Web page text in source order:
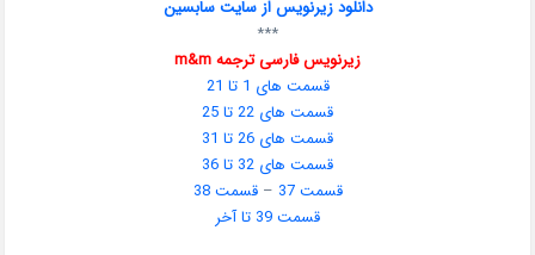
دانلود زیرنویس از سایت سابسین
***
زیرنویس فارسی ترجمه m&m
قسمت های 1 تا 21
قسمت های 22 تا 25
قسمت های 26 تا 31
قسمت های 32 تا 36
قسمت 37
–قسمت 38
قسمت 39 تا آخر